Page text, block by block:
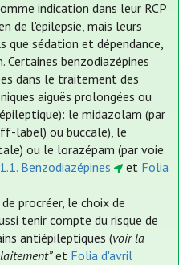
indication dans leur RCP
de l'épilepsie, mais leurs
que sédation et dépendance,
benzodiazépines
dans le traitement des
aiguës prolongées ou
le midazolam (par
label) ou buccale), le
ou le lorazépam (par voie
Benzodiazépines et Folia
procréer, le choix de
tenir compte du risque de
antiépileptiques (voir la
et Folia d'avril